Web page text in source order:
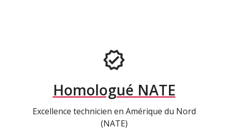
Homologué NATE
Excellence technicien en Amérique du Nord
(NATE)